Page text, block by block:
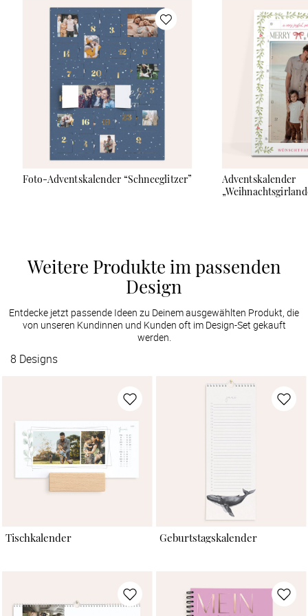
persönlicher Gruß hinter den Türchen. Nach der
Weihnachtszeit kann die Fotocollage als eigenständiges
Poster weiterverwendet werden. Hinweis: Der Adventskalender
(Kartonage mit Türchen und Fotoposter) kann ganz einfach
zuhause zusammengebastelt werden.
Foto-Adventskalender “Schneeglitzer”
Adventskalender
Weitere Produkte im passenden
Design
Entdecke jetzt passende Ideen zu Deinem ausgewählten Produkt, die
von unseren Kundinnen und Kunden oft im Design-Set gekauft
werden.
8 Designs
Tischkalender Geburtstagskalender